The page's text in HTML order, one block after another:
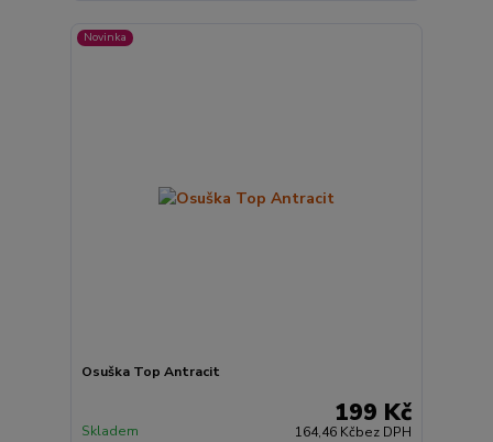
Novinka
Osuška Top Antracit
199 Kč
164,46 Kčbez DPH
Skladem